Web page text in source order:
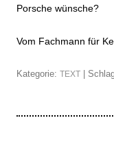
Porsche wünsche?
Vom Fachmann für
Kategorie: TEXT |